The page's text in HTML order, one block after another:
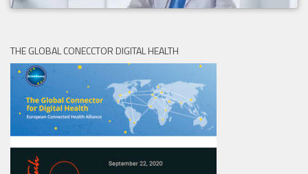
THE GLOBAL CONECCTOR DIGITAL HEALTH